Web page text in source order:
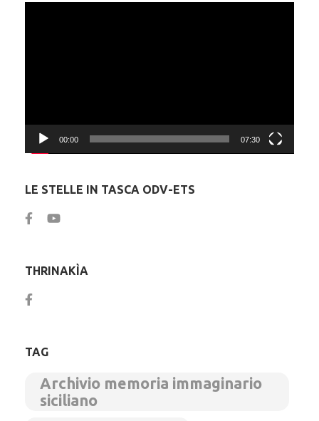
00:00 07:30
LE STELLE IN TASCA ODV-ETS
THRINAKÌA
TAG
Archivio memoria immaginario
siciliano